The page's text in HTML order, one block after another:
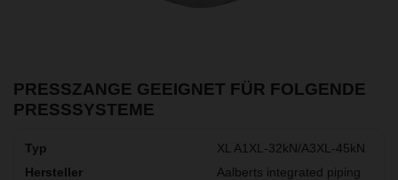
PRESSZANGE GEEIGNET FÜR FOLGENDE
PRESSSYSTEME
XL A1XL-32kN/A3XL-45kN
Aalberts integrated piping